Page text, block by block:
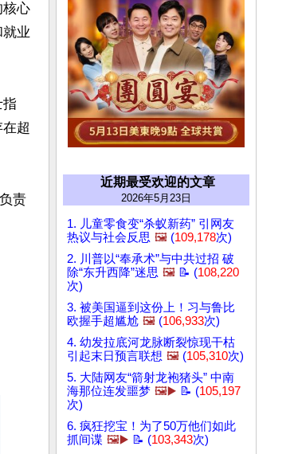
核心
业
超
责
近期最受欢迎的文章
2026年5月23日
1. 儿童零食变“杀蚁新药” 引网友
热议与社会反思 🖼️ (109,178次)
2. 川普以“奉承术”与中共过招 破
除“东升西降”迷思 🖼️ 📝 (108,220
次)
3. 被美国逼到这份上！习与鲁比
欧握手超尴尬 🖼️ (106,933次)
4. 幼发拉底河龙脉断裂惊现干枯
引起末日预言联想 🖼️ (105,310次)
5. 大陆网友“箭射龙袍猪头” 中南
海那位连发噩梦 🖼️▶️ 📝 (105,197
次)
6. 疯狂挖宝！为了50万他们如此
抓间谍 🖼️▶️ 📝 (103,343次)